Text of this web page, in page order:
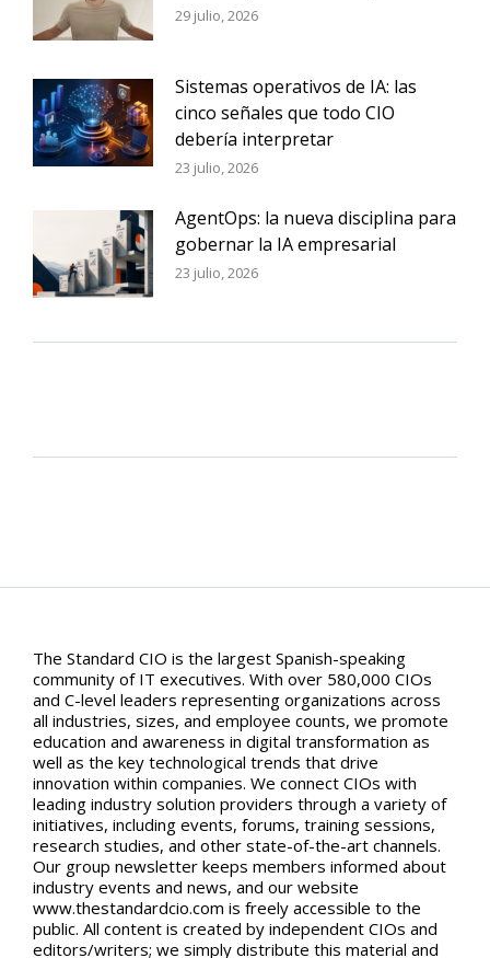
29 julio, 2026
Sistemas operativos de IA: las
cinco señales que todo CIO
debería interpretar
23 julio, 2026
AgentOps: la nueva disciplina para
gobernar la IA empresarial
23 julio, 2026
The Standard CIO is the largest Spanish-speaking
community of IT executives. With over 580,000 CIOs
and C-level leaders representing organizations across
all industries, sizes, and employee counts, we promote
education and awareness in digital transformation as
well as the key technological trends that drive
innovation within companies. We connect CIOs with
leading industry solution providers through a variety of
initiatives, including events, forums, training sessions,
research studies, and other state-of-the-art channels.
Our group newsletter keeps members informed about
industry events and news, and our website
www.thestandardcio.com is freely accessible to the
public. All content is created by independent CIOs and
editors/writers; we simply distribute this material and